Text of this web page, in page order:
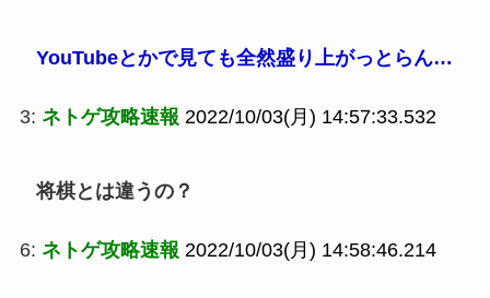
YouTubeとかで見ても全然盛り上がっとらん…
3: ネトゲ攻略速報 2022/10/03(月) 14:57:33.532
将棋とは違うの？
6: ネトゲ攻略速報 2022/10/03(月) 14:58:46.214